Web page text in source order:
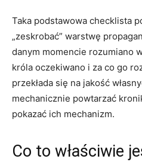
Taka podstawowa checklista
„zeskrobać” warstwę
danym momencie rozumiano
króla oczekiwano i za co go
przekłada się na jakość
mechanicznie powtarzać
pokazać ich mechanizm.
Co to właściwie